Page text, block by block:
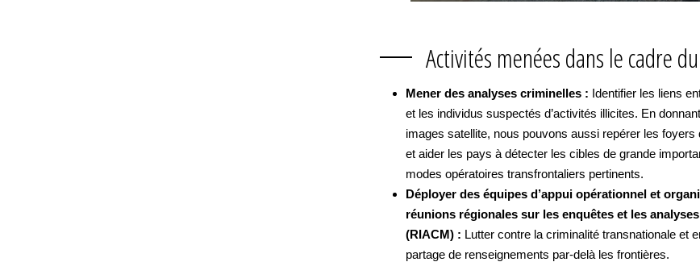
Activités menées dans le cadre
Mener des analyses criminelles : Identifier les liens
et les individus suspectés d’activités illicites. En
images satellite, nous pouvons aussi repérer les foyers
et aider les pays à détecter les cibles de grande
modes opératoires transfrontaliers pertinents.
Déployer des équipes d’appui opérationnel et
réunions régionales sur les enquêtes et les analyses
(RIACM) : Lutter contre la criminalité transnationale et
partage de renseignements par-delà les frontières.